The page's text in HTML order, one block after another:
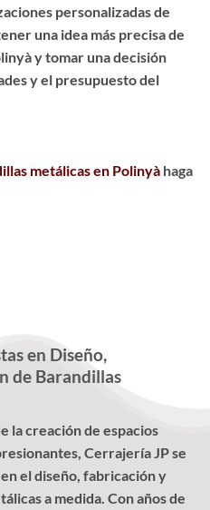
personalizadas de
una idea más precisa de
y tomar una decisión
y el presupuesto del
metálicas en Polinyà haga
en Diseño,
de Barandillas
la creación de espacios
Cerrajería JP se
el diseño, fabricación y
a medida. Con años de